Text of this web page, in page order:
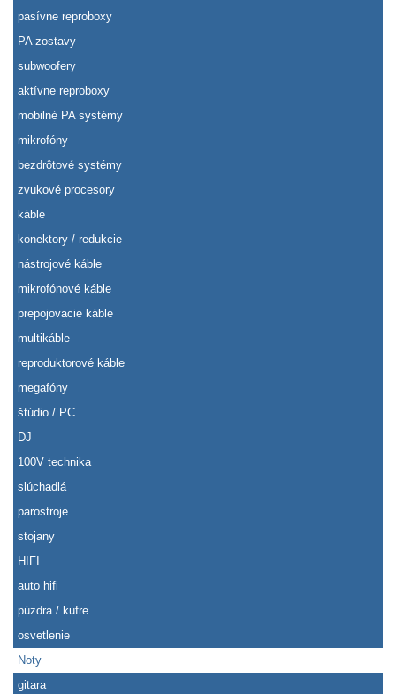
pasívne reproboxy
PA zostavy
subwoofery
aktívne reproboxy
mobilné PA systémy
mikrofóny
bezdrôtové systémy
zvukové procesory
káble
konektory / redukcie
nástrojové káble
mikrofónové káble
prepojovacie káble
multikáble
reproduktorové káble
megafóny
štúdio / PC
DJ
100V technika
slúchadlá
parostroje
stojany
HIFI
auto hifi
púzdra / kufre
osvetlenie
Noty
gitara